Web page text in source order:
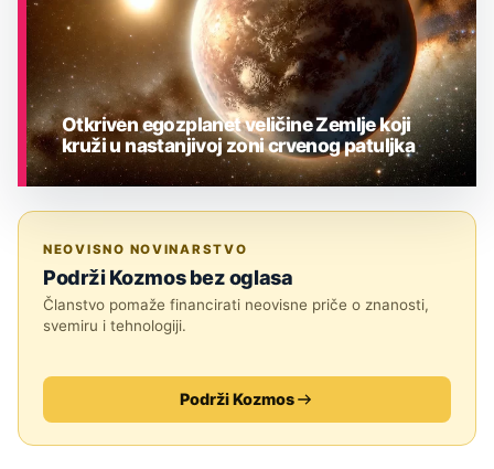
Otkriven egozplanet veličine Zemlje koji
kruži u nastanjivoj zoni crvenog patuljka
NEOVISNO NOVINARSTVO
Podrži Kozmos bez oglasa
Članstvo pomaže financirati neovisne priče o znanosti,
svemiru i tehnologiji.
Podrži Kozmos